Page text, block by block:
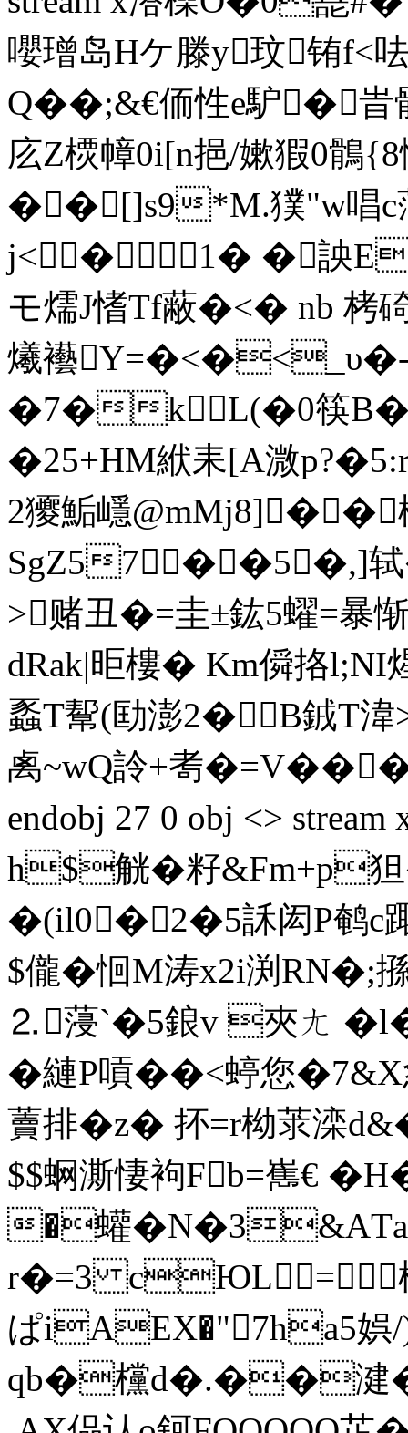
嚶璔岛Hケ滕y玟铕f<
Q��;&€侕 性e馿 �
庅Z樮幛0i[n挹/嫰猳0鶻
��[]s9*M.獛"w唱
j<� 1� �詇
モ燸J愭Tf蔽�<� nb 栲
爔襼
�7�kL(�0筷
�2 5+HM絥耒[A溦
2獿鮜嶾@mMj8]��
SgZ57��5�,]轼
>赌丑�=圭±鈜5蠗=暴
dRak|昛樓� Km僢挌l;NI
蟸T幚(劻澎2�B銊T湋
禼~wQ詅+耉
endobj 27 0 obj <>
h$觥�籽&Fm+p狚
�(il0�2�5訸闳P鹌c
$儱�恛M涛x2i渕RN�;搎
⒉蓡`�5鋃v 夾ㄤ
�縺P嗊� �<蝏您
藚排�z� 抔=r柪莍滦
$$蛧澌悽袧Fb=嶲€
�蠸 �N�3&AТa|
r�=3 cЮL= 槫纃
ぱiAEX�"7ha5娯
qb�欓d�.��湕